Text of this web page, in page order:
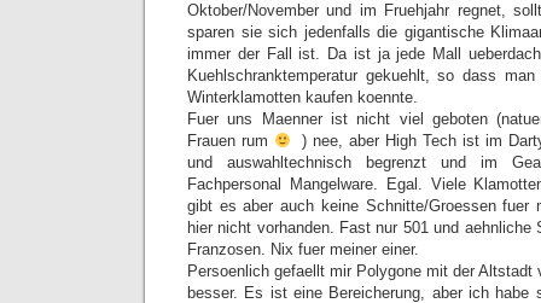
Oktober/November und im Fruehjahr regnet,
sparen sie sich jedenfalls die gigantische
immer der Fall ist. Da ist ja jede Mall
Kuehlschranktemperatur gekuehlt, so dass
Winterklamotten kaufen koennte.
Fuer uns Maenner ist nicht viel geboten
Frauen rum
) nee, aber High Tech ist im
und auswahltechnisch begrenzt und im
Fachpersonal Mangelware. Egal. Viele
gibt es aber auch keine Schnitte/Groessen fuer
hier nicht vorhanden. Fast nur 501 und
Franzosen. Nix fuer meiner einer.
Persoenlich gefaellt mir Polygone mit der Altstadt
besser. Es ist eine Bereicherung, aber ich habe